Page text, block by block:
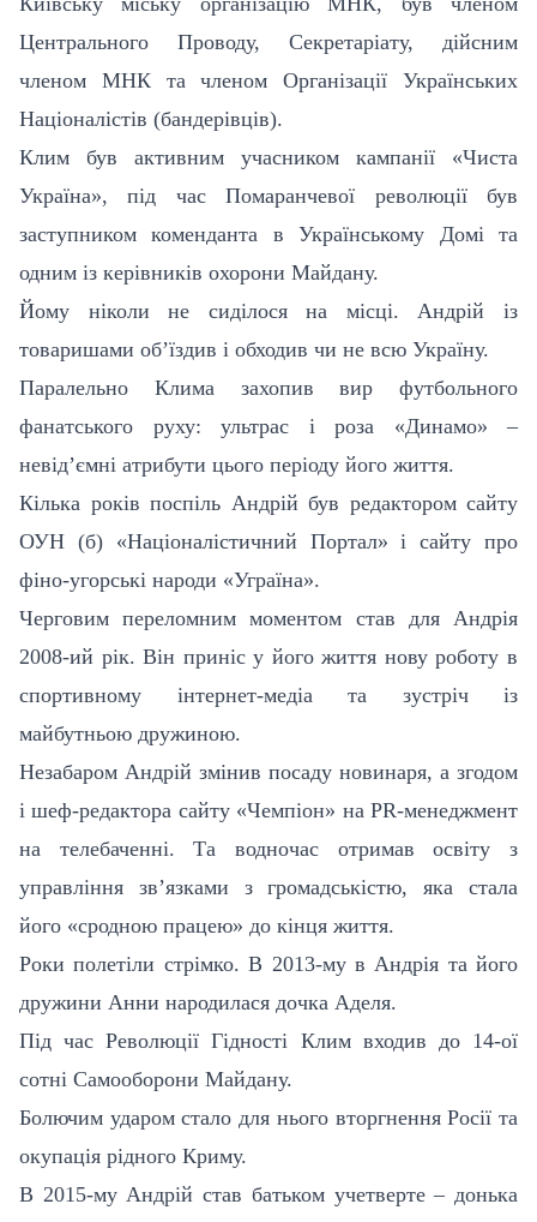
Центрального Проводу, Секретаріату, дійсним
членом МНК та членом Організації Українських
Націоналістів (бандерівців).
Клим був активним учасником кампанії «Чиста
Україна», під час Помаранчевої революції був
заступником коменданта в Українському Домі та
одним із керівників охорони Майдану.
Йому ніколи не сиділося на місці. Андрій із
товаришами об’їздив і обходив чи не всю Україну.
Паралельно Клима захопив вир футбольного
фанатського руху: ультрас і роза «Динамо» –
невід’ємні атрибути цього періоду його життя.
Кілька років поспіль Андрій був редактором сайту
ОУН (б) «Націоналістичний Портал» і сайту про
фіно-угорські народи «Уграїна».
Черговим переломним моментом став для Андрія
2008-ий рік. Він приніс у його життя нову роботу в
спортивному інтернет-медіа та зустріч із
майбутньою дружиною.
Незабаром Андрій змінив посаду новинаря, а згодом
і шеф-редактора сайту «Чемпіон» на PR-менеджмент
на телебаченні. Та водночас отримав освіту з
управління зв’язками з громадськістю, яка стала
його «сродною працею» до кінця життя.
Роки полетіли стрімко. В 2013-му в Андрія та його
дружини Анни народилася дочка Аделя.
Під час Революції Гідності Клим входив до 14-ої
сотні Самооборони Майдану.
Болючим ударом стало для нього вторгнення Росії та
окупація рідного Криму.
В 2015-му Андрій став батьком учетверте – донька